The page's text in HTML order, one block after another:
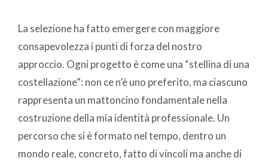
La selezione ha fatto emergere con maggiore
consapevolezza i punti di forza del nostro
approccio. Ogni progetto è come una “stellina di una
costellazione”: non ce n’è uno preferito, ma ciascuno
rappresenta un mattoncino fondamentale nella
costruzione della mia identità professionale. Un
percorso che si è formato nel tempo, dentro un
mondo reale, concreto, fatto di vincoli ma anche di